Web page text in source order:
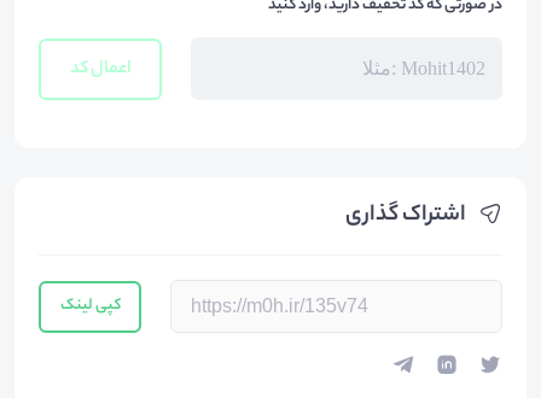
اشتراک گذاری
کپی لینک
در صورتی که کد تخفیف دارید، وارد کنید
اعمال کد